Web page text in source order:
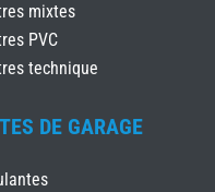
mixtes
PVC
technique
DE GARAGE